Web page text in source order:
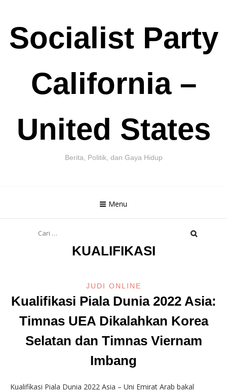
content
Socialist Party
California –
United States
Berita, Politik, dan Gaya Hidup
Menu
untuk:
KUALIFIKASI
JUDI ONLINE
Kualifikasi Piala Dunia 2022 Asia:
Timnas UEA Dikalahkan Korea
Selatan dan Timnas Viernam
Imbang
Kualifikasi Piala Dunia 2022 Asia – Uni Emirat Arab bakal